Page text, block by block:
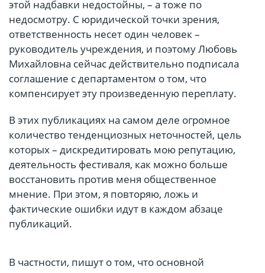
этой надбавки недостойны, – а тоже по
недосмотру. С юридической точки зрения,
ответственность несет один человек –
руководитель учреждения, и поэтому Любовь
Михайловна сейчас действительно подписала
соглашение с департаментом о том, что
компенсирует эту произведенную переплату.
В этих публикациях на самом деле огромное
количество тенденциозных неточностей, цель
которых – дискредитировать мою репутацию,
деятельность фестиваля, как можно больше
восстановить против меня общественное
мнение. При этом, я повторяю, ложь и
фактические ошибки идут в каждом абзаце
публикаций.
В частности, пишут о том, что основной